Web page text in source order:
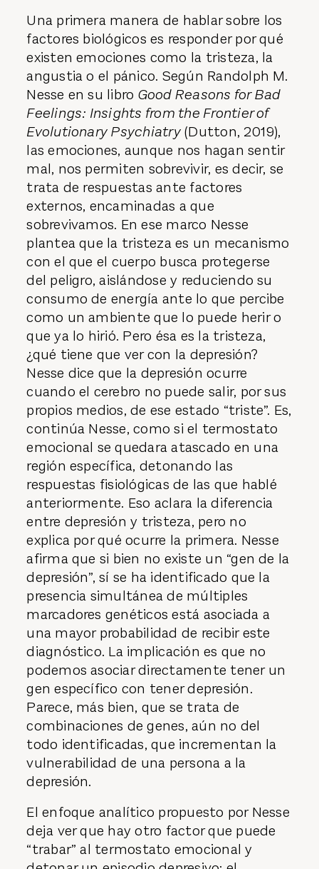
Una primera manera de hablar sobre los
factores biológicos es responder por qué
existen emociones como la tristeza, la
angustia o el pánico. Según Randolph M.
Nesse en su libro Good Reasons for Bad
Feelings: Insights from the Frontier of
Evolutionary Psychiatry(Dutton, 2019),
las emociones, aunque nos hagan sentir
mal, nos permiten sobrevivir, es decir, se
trata de respuestas ante factores
externos, encaminadas a que
sobrevivamos. En ese marco Nesse
plantea que la tristeza es un mecanismo
con el que el cuerpo busca protegerse
del peligro, aislándose y reduciendo su
consumo de energía ante lo que percibe
como un ambiente que lo puede herir o
que ya lo hirió. Pero ésa es la tristeza,
¿qué tiene que ver con la depresión?
Nesse dice que la depresión ocurre
cuando el cerebro no puede salir, por sus
propios medios, de ese estado “triste”. Es,
continúa Nesse, como si el termostato
emocional se quedara atascado en una
región específica, detonando las
respuestas fisiológicas de las que hablé
anteriormente. Eso aclara la diferencia
entre depresión y tristeza, pero no
explica por qué ocurre la primera. Nesse
afirma que si bien no existe un “gen de la
depresión”, sí se ha identificado que la
presencia simultánea de múltiples
marcadores genéticos está asociada a
una mayor probabilidad de recibir este
diagnóstico. La implicación es que no
podemos asociar directamente tener un
gen específico con tener depresión.
Parece, más bien, que se trata de
combinaciones de genes, aún no del
todo identificadas, que incrementan la
vulnerabilidad de una persona a la
depresión.
El enfoque analítico propuesto por Nesse
deja ver que hay otro factor que puede
“trabar” al termostato emocional y